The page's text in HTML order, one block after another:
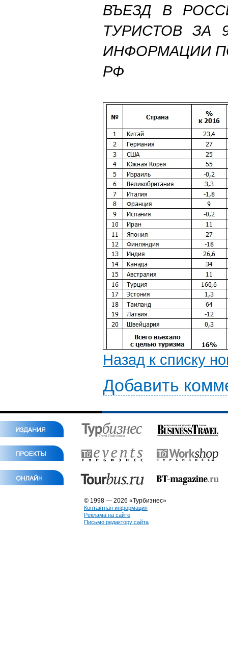
ВЪЕЗД В
ТУРИСТОВ ЗА
ИНФОРМАЦИИ
РФ
Назад к списку
Добавить
© 1998 — 2026 «Турбизнес»
Контактная информация
Реклама на сайте
Письмо редактору сайта